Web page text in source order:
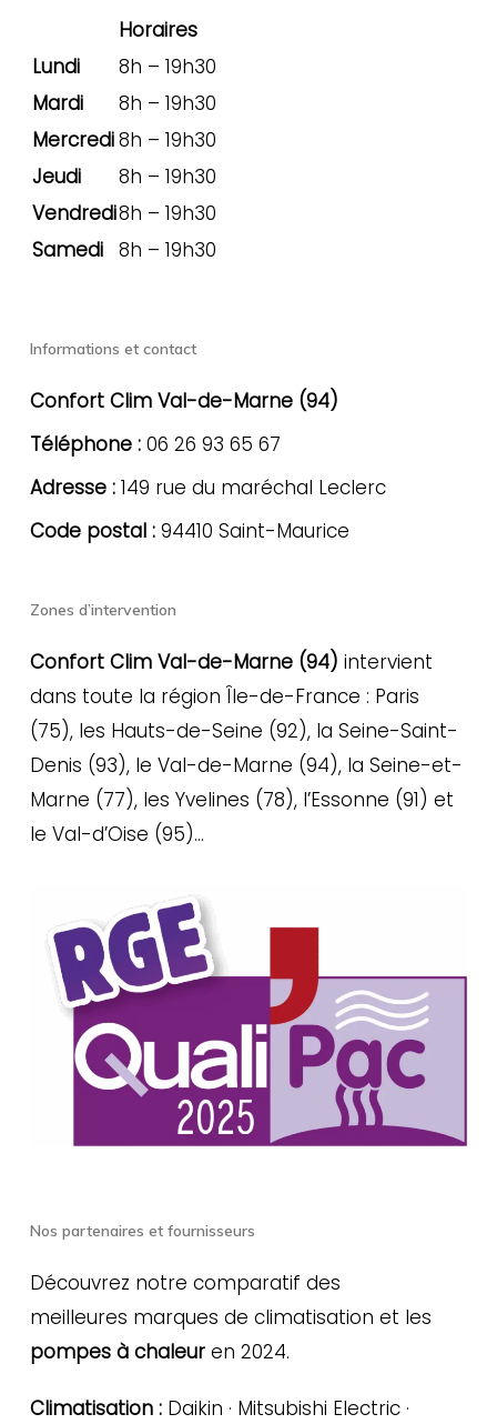
Horaires
Lundi
8h – 19h30
Mardi
8h – 19h30
Mercredi8h – 19h30
Jeudi
8h – 19h30
Vendredi8h – 19h30
Samedi 8h – 19h30
Informations et contact
Confort Clim Val-de-Marne (94)
Téléphone :06 26 93 65 67
Adresse :149 rue du maréchal Leclerc
Code postal :94410 Saint-Maurice
Zones d’intervention
Confort Clim Val-de-Marne (94) intervient
dans toute la région Île-de-France : Paris
(75), les Hauts-de-Seine (92), la Seine-Saint-
Denis (93), le Val-de-Marne (94), la Seine-et-
Marne (77), les Yvelines (78), l’Essonne (91) et
le Val-d’Oise (95)…
Nos partenaires et fournisseurs
Découvrez notre comparatif des
meilleures marques de climatisation et les
pompes à chaleur en 2024.
Climatisation :Daikin · Mitsubishi Electric ·